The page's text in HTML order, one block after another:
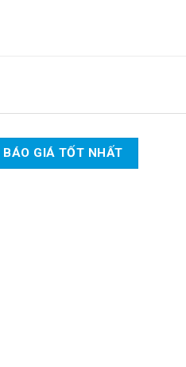
GIÁ TỐT NHẤT